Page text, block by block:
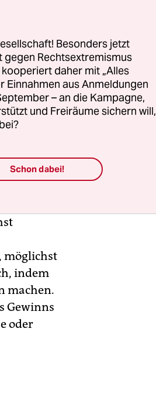
zwar
Tuns
möglichst
indem
machen.
Gewinns
oder
Besonders jetzt
gegen Rechtsextremismus
daher mit „Alles
Einnahmen aus Anmeldungen
– an die Kampagne,
und Freiräume sichern will,
Schon dabei!